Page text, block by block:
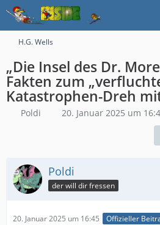
H.G. Wells
„Die Insel des Dr.
Fakten zum
Katastrophen-Dreh
Poldi 20. Januar 2025 um
Poldi
der will dir fressen
20. Januar 2025 um 16:45 Offizieller